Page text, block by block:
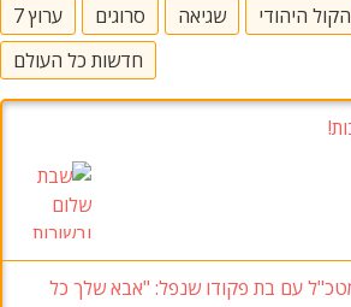
ערוץ 7 סרוגים שגיאה הקול היהודי
חדשות כל העולם
עם בת פקודו שנפל: "אבא שלך כל